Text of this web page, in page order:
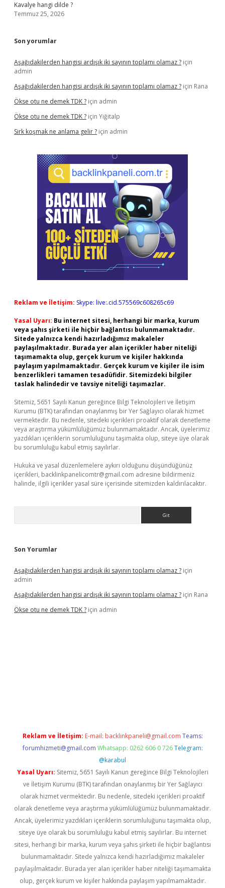
Kavalye hangi dilde ?
Temmuz 25, 2026
Son yorumlar
Aşağıdakilerden hangisi ardışık iki sayının toplamı olamaz ? için
admin
Aşağıdakilerden hangisi ardışık iki sayının toplamı olamaz ? için Rana
Ökse otu ne demek TDK ? için admin
Ökse otu ne demek TDK ? için Yiğitalp
Sirk koşmak ne anlama gelir ? için admin
Reklam ve İletişim: Skype: live:.cid.575569c608265c69
Yasal Uyarı: Bu internet sitesi, herhangi bir marka, kurum
veya şahıs şirketi ile hiçbir bağlantısı bulunmamaktadır.
Sitede yalnızca kendi hazırladığımız makaleler
paylaşılmaktadır. Burada yer alan içerikler haber niteliği
taşımamakta olup, gerçek kurum ve kişiler hakkında
paylaşım yapılmamaktadır. Gerçek kurum ve kişiler ile isim
benzerlikleri tamamen tesadüfidir. Sitemizdeki bilgiler
taslak halindedir ve tavsiye niteliği taşımazlar.
Sitemiz, 5651 Sayılı Kanun gereğince Bilgi Teknolojileri ve İletişim
Kurumu (BTK) tarafından onaylanmış bir Yer Sağlayıcı olarak hizmet
vermektedir. Bu nedenle, sitedeki içerikleri proaktif olarak denetleme
veya araştırma yükümlülüğümüz bulunmamaktadır. Ancak, üyelerimiz
yazdıkları içeriklerin sorumluluğunu taşımakta olup, siteye üye olarak
bu sorumluluğu kabul etmiş sayılırlar.
Hukuka ve yasal düzenlemelere aykırı olduğunu düşündüğünüz
içerikleri, backlinkpanelicomtr@gmail.com adresine bildirmeniz
halinde, ilgili içerikler yasal süre içerisinde sitemizden kaldırılacaktır.
Son Yorumlar
Aşağıdakilerden hangisi ardışık iki sayının toplamı olamaz ? için
admin
Aşağıdakilerden hangisi ardışık iki sayının toplamı olamaz ? için Rana
Ökse otu ne demek TDK ? için admin
Reklam ve İletişim: E-mail: backlinkpaneli@gmail.com Teams:
forumhizmeti@gmail.com Whatsapp: 0262 606 0 726 Telegram:
@karabul
Yasal Uyarı: Sitemiz, 5651 Sayılı Kanun gereğince Bilgi Teknolojileri
ve İletişim Kurumu (BTK) tarafından onaylanmış bir Yer Sağlayıcı
olarak hizmet vermektedir. Bu nedenle, sitedeki içerikleri proaktif
olarak denetleme veya araştırma yükümlülüğümüz bulunmamaktadır.
Ancak, üyelerimiz yazdıkları içeriklerin sorumluluğunu taşımakta olup,
siteye üye olarak bu sorumluluğu kabul etmiş sayılırlar. Bu internet
sitesi, herhangi bir marka, kurum veya şahıs şirketi ile hiçbir bağlantısı
bulunmamaktadır. Sitede yalnızca kendi hazırladığımız makaleler
paylaşılmaktadır. Burada yer alan içerikler haber niteliği taşımamakta
olup, gerçek kurum ve kişiler hakkında paylaşım yapılmamaktadır.